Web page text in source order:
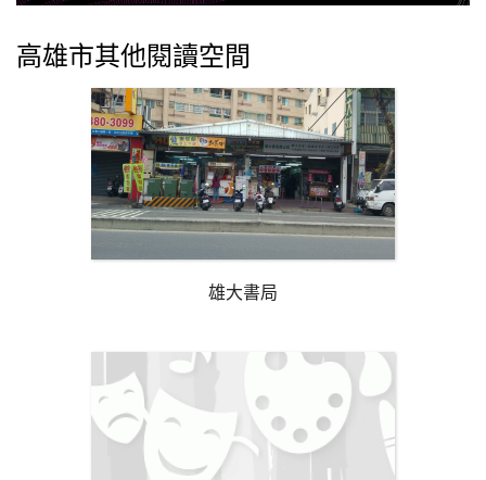
高雄市其他閱讀空間
雄大書局